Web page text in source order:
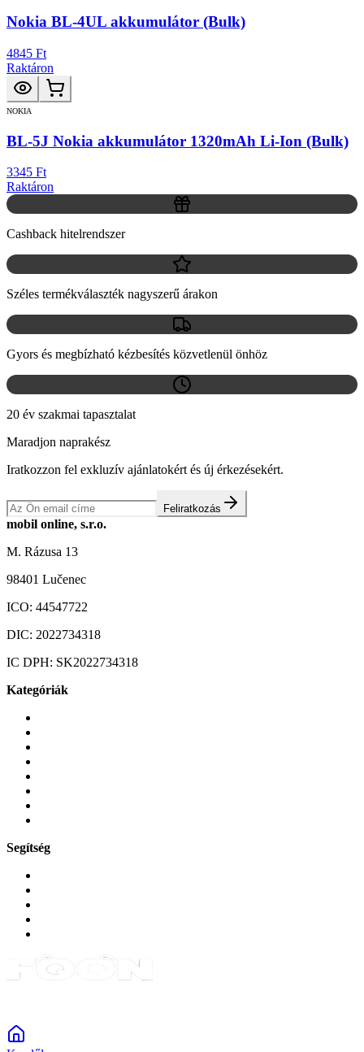
Nokia BL-4UL akkumulátor (Bulk)
4845 Ft
Raktáron
NOKIA
BL-5J Nokia akkumulátor 1320mAh Li-Ion (Bulk)
3345 Ft
Raktáron
Cashback hitelrendszer
Széles termékválaszték nagyszerű árakon
Gyors és megbízható kézbesítés közvetlenül önhöz
20 év szakmai tapasztalat
Maradjon naprakész
Iratkozzon fel exkluzív ajánlatokért és új érkezésekért.
Feliratkozás
mobil online, s.r.o.
M. Rázusa 13
98401 Lučenec
ICO: 44547722
DIC: 2022734318
IC DPH: SK2022734318
Kategóriák
Segítség